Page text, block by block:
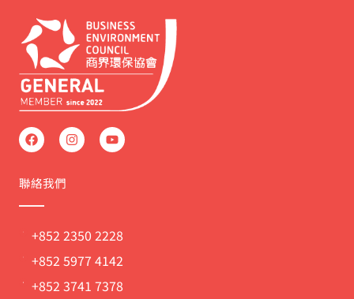
F
a
c
b
o
I
n
s
m
Y
o
u
聯絡我們
+852 2350 2228
+852 5977 4142
+852 3741 7378